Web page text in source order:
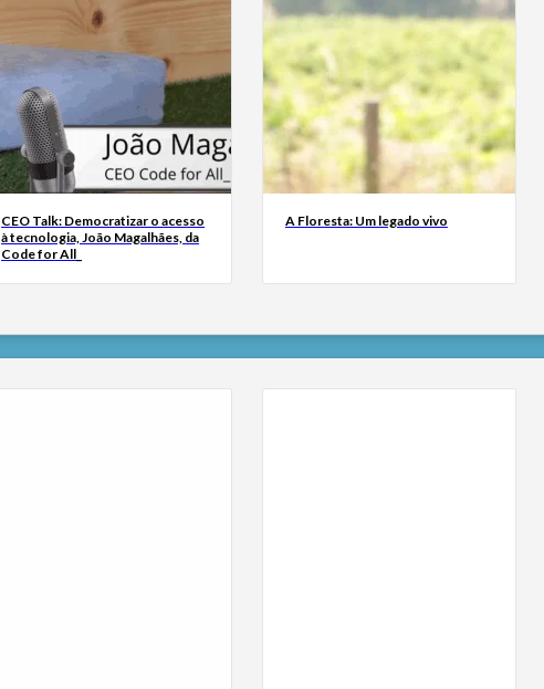
CEO Talk: Democratizar o acesso
à tecnologia, João Magalhães, da
Code for All_
A Floresta: Um legado vivo